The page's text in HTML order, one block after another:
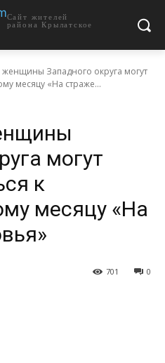
Сайт жителей
района Крылатское
Западного округа могут
месяцу «На страже...
могут
к
месяцу «На
0
701